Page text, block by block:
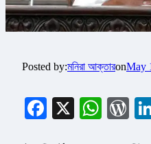
Posted by:মনিরা আক্তারonMay
Facebook
X